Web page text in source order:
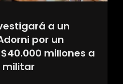
a un
por un
millones a
militar